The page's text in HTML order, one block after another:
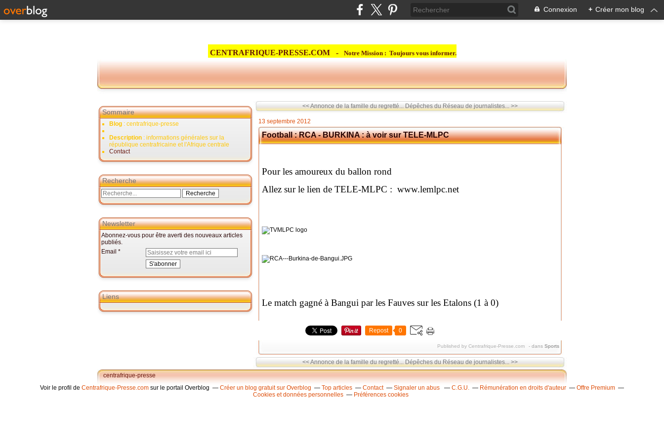
Connexion + Créer mon blog
CENTRAFRIQUE-PRESSE.COM - Notre Mission : Toujours vous informer.
Sommaire
Blog : centrafrique-presse
Description : informations générales sur la
république centrafricaine et l'Afrique centrale
Contact
Recherche
Newsletter
Abonnez-vous pour être averti des nouveaux articles
publiés.
Email
Liens
<< Annonce de la famille du regretté... Dépêches du Réseau de journalistes... >>
13 septembre 2012
Football : RCA - BURKINA : à voir sur TELE-MLPC
Pour les amoureux du ballon rond
Allez sur le lien de TELE-MLPC : www.lemlpc.net
Le match gagné à Bangui par les Fauves sur les Etalons (1 à 0)
Repost 0
Published by Centrafrique-Presse.com - dans Sports
<< Annonce de la famille du regretté... Dépêches du Réseau de journalistes... >>
centrafrique-presse
Voir le profil de Centrafrique-Presse.com sur le portail Overblog Créer un blog gratuit sur Overblog Top articles Contact Signaler un abus C.G.U. Rémunération en droits d'auteur
Offre Premium
Cookies et données personnelles
Préférences cookies